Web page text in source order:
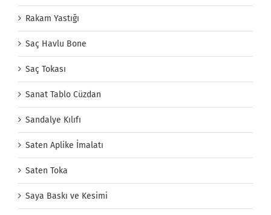
Rakam Yastığı
Saç Havlu Bone
Saç Tokası
Sanat Tablo Cüzdan
Sandalye Kılıfı
Saten Aplike İmalatı
Saten Toka
Saya Baskı ve Kesimi